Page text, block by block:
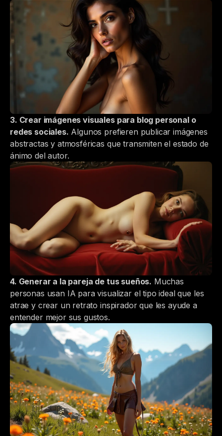
3. Crear imágenes visuales para blog personal o
redes sociales. Algunos prefieren publicar imágenes
abstractas y atmosféricas que transmiten el estado de
ánimo del autor.
4. Generar a la pareja de tus sueños. Muchas
personas usan IA para visualizar el tipo ideal que les
atrae y crear un retrato inspirador que les ayude a
entender mejor sus gustos.